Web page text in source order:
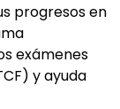
progresos en
exámenes
y ayuda